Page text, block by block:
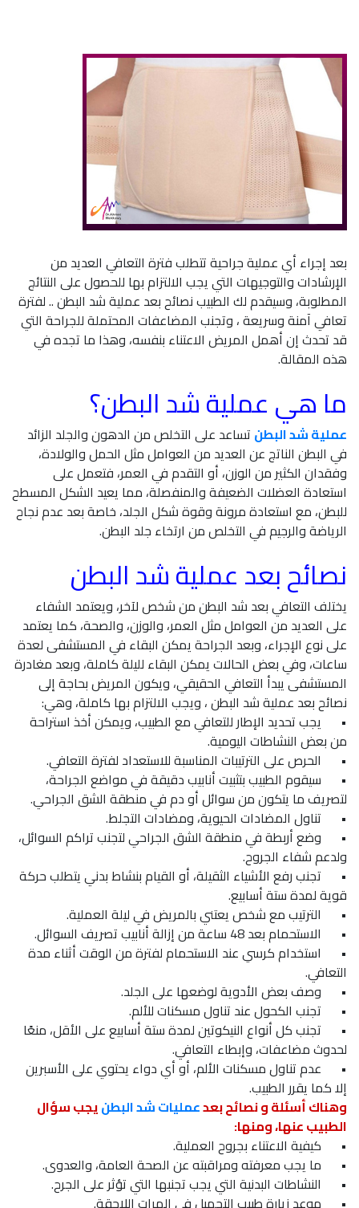
بعد إجراء أي عملية جراحية تتطلب فترة التعافي العديد من
الإرشادات والتوجيهات التي يجب الالتزام بها للحصول على النتائج
المطلوبة، وسيقدم لك الطبيب نصائح بعد عملية شد البطن .. لفترة
تعافي آمنة وسريعة ، وتجنب المضاعفات المحتملة للجراحة التي
قد تحدث إن أهمل المريض الاعتناء بنفسه، وهذا ما تجده في
هذه المقالة.
ما هي عملية شد البطن؟
عملية شد البطن تساعد على التخلص من الدهون والجلد الزائد
في البطن الناتج عن العديد من العوامل مثل الحمل والولادة،
وفقدان الكثير من الوزن، أو التقدم في العمر، فتعمل على
استعادة العضلات الضعيفة والمنفصلة، مما يعيد الشكل المسطح
للبطن، مع استعادة مرونة وقوة شكل الجلد، خاصة بعد عدم نجاح
الرياضة والرجيم في التخلص من ارتخاء جلد البطن.
نصائح بعد عملية شد البطن
يختلف التعافي بعد شد البطن من شخص لآخر، ويعتمد الشفاء
على العديد من العوامل مثل العمر، والوزن، والصحة، كما يعتمد
على نوع الإجراء، وبعد الجراحة يمكن البقاء في المستشفى لعدة
ساعات، وفي بعض الحالات يمكن البقاء لليلة كاملة، وبعد مغادرة
المستشفى يبدأ التعافي الحقيقي، ويكون المريض بحاجة إلى
نصائح بعد عملية شد البطن ، ويجب الالتزام بها كاملة، وهي:
•
يجب تحديد الإطار للتعافي مع الطبيب، ويمكن أخذ استراحة
من بعض النشاطات اليومية.
•
الحرص على الترتيبات المناسبة للاستعداد لفترة التعافي.
•
سيقوم الطبيب بتثبيت أنابيب دقيقة في مواضع الجراحة،
لتصريف ما يتكون من سوائل أو دم في منطقة الشق الجراحي.
•
تناول المضادات الحيوية، ومضادات التجلط.
•
وضع أربطة في منطقة الشق الجراحي لتجنب تراكم السوائل،
ولدعم شفاء الجروح.
•
تجنب رفع الأشياء الثقيلة، أو القيام بنشاط بدني يتطلب حركة
قوية لمدة ستة أسابيع.
•
الترتيب مع شخص يعتني بالمريض في ليلة العملية.
•
الاستحمام بعد 48 ساعة من إزالة أنابيب تصريف السوائل.
•
استخدام كرسي عند الاستحمام لفترة من الوقت أثناء مدة
التعافي.
•
وصف بعض الأدوية لوضعها على الجلد.
•
تجنب الكحول عند تناول مسكنات للألم.
•
تجنب كل أنواع النيكوتين لمدة ستة أسابيع على الأقل، منعًا
لحدوث مضاعفات، وإبطاء التعافي.
•
عدم تناول مسكنات الألم، أو أي دواء يحتوي على الأسبرين
إلا كما يقرر الطبيب.
وهناك أسئلة و نصائح بعدعمليات شد البطنيجب سؤال
الطبيب عنها، ومنها:
•
كيفية الاعتناء بجروح العملية.
•
ما يجب معرفته ومراقبته عن الصحة العامة، والعدوى.
•
النشاطات البدنية التي يجب تجنبها التي تؤثر على الجرح.